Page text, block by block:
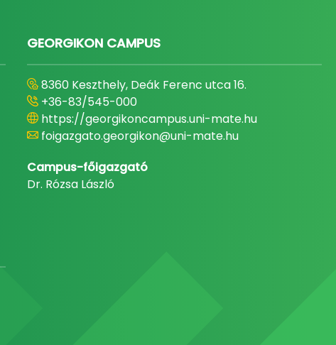
GEORGIKON CAMPUS
8360 Keszthely, Deák Ferenc utca 16.
+36-83/545-000
https://georgikoncampus.uni-mate.hu
foigazgato.georgikon@uni-mate.hu
Campus-főigazgató
Dr. Rózsa László